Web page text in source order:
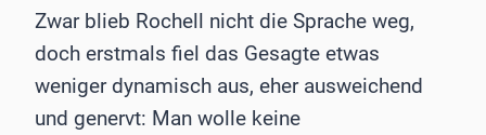
Zwar blieb Rochell nicht die Sprache weg,
doch erstmals fiel das Gesagte etwas
weniger dynamisch aus, eher ausweichend
und genervt: Man wolle keine